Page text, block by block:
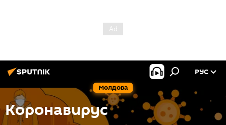
Молдова
РУС
Коронавирус